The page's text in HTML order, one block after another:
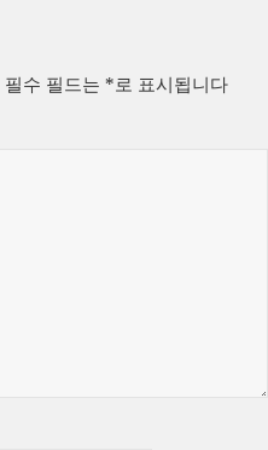
필수 필드는 *로 표시됩니다